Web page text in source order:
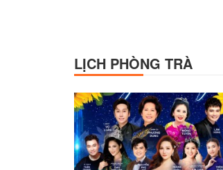
LỊCH PHÒNG TRÀ